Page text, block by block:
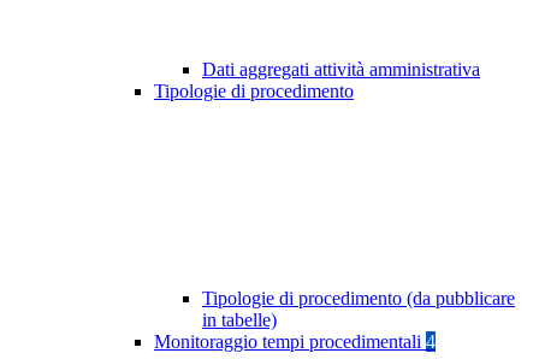
Dati aggregati attività amministrativa
Tipologie di procedimento
Tipologie di procedimento (da pubblicare
in tabelle)
Monitoraggio tempi procedimentali 4